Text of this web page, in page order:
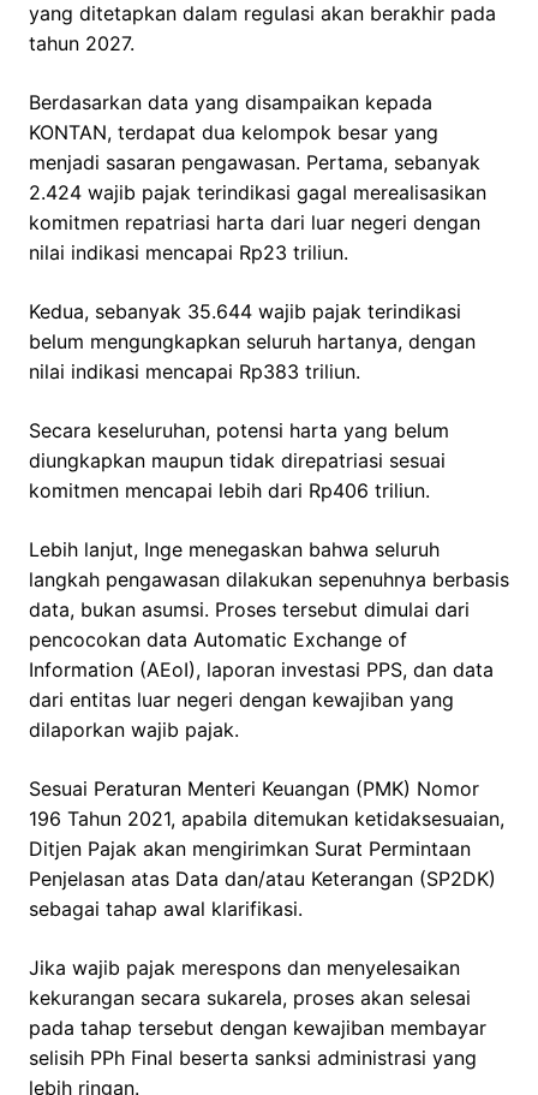
yang ditetapkan dalam regulasi akan berakhir pada
tahun 2027.
Berdasarkan data yang disampaikan kepada
KONTAN, terdapat dua kelompok besar yang
menjadi sasaran pengawasan. Pertama, sebanyak
2.424 wajib pajak terindikasi gagal merealisasikan
komitmen repatriasi harta dari luar negeri dengan
nilai indikasi mencapai Rp23 triliun.
Kedua, sebanyak 35.644 wajib pajak terindikasi
belum mengungkapkan seluruh hartanya, dengan
nilai indikasi mencapai Rp383 triliun.
Secara keseluruhan, potensi harta yang belum
diungkapkan maupun tidak direpatriasi sesuai
komitmen mencapai lebih dari Rp406 triliun.
Lebih lanjut, Inge menegaskan bahwa seluruh
langkah pengawasan dilakukan sepenuhnya berbasis
data, bukan asumsi. Proses tersebut dimulai dari
pencocokan data Automatic Exchange of
Information (AEoI), laporan investasi PPS, dan data
dari entitas luar negeri dengan kewajiban yang
dilaporkan wajib pajak.
Sesuai Peraturan Menteri Keuangan (PMK) Nomor
196 Tahun 2021, apabila ditemukan ketidaksesuaian,
Ditjen Pajak akan mengirimkan Surat Permintaan
Penjelasan atas Data dan/atau Keterangan (SP2DK)
sebagai tahap awal klarifikasi.
Jika wajib pajak merespons dan menyelesaikan
kekurangan secara sukarela, proses akan selesai
pada tahap tersebut dengan kewajiban membayar
selisih PPh Final beserta sanksi administrasi yang
lebih ringan.